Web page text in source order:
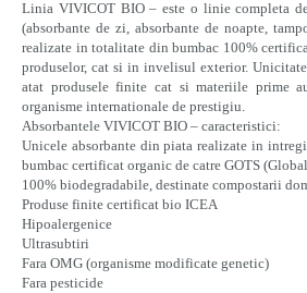
Linia VIVICOT BIO – este o linie completa
(absorbante de zi, absorbante de noapte,
realizate in totalitate din bumbac 100%
produselor, cat si in invelisul exterior.
atat produsele finite cat si materiile prime
organisme internationale de prestigiu.
Absorbantele VIVICOT BIO – caracteristici:
Unicele absorbante din piata realizate in
bumbac certificat organic de catre GOTS
100% biodegradabile, destinate compostarii
Produse finite certificat bio ICEA
Hipoalergenice
Ultrasubtiri
Fara OMG (organisme modificate genetic)
Fara pesticide